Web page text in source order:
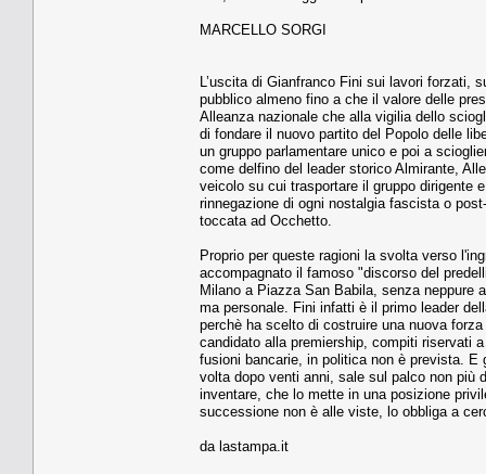
MARCELLO SORGI
L’uscita di Gianfranco Fini sui lavori forzati,
pubblico almeno fino a che il valore delle
Alleanza nazionale che alla vigilia dello
di fondare il nuovo partito del Popolo delle
un gruppo parlamentare unico e poi a
come delfino del leader storico Almirante,
veicolo su cui trasportare il gruppo dirigente
rinnegazione di ogni nostalgia fascista o
toccata ad Occhetto.
Proprio per queste ragioni la svolta verso
accompagnato il famoso "discorso del
Milano a Piazza San Babila, senza neppure
ma personale. Fini infatti è il primo leader
perchè ha scelto di costruire una nuova
candidato alla premiership, compiti riservati
fusioni bancarie, in politica non è prevista. E
volta dopo venti anni, sale sul palco non più
inventare, che lo mette in una posizione
successione non è alle viste, lo obbliga a
da lastampa.it